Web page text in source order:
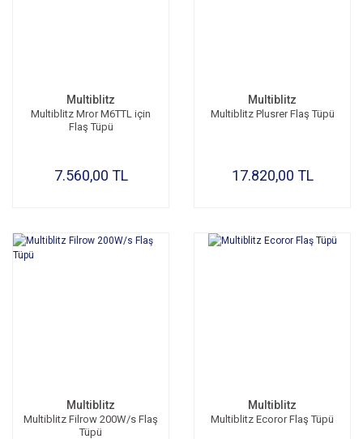
Multiblitz
Multiblitz Mror M6TTL için
Flaş Tüpü
7.560,00 TL
Multiblitz
Multiblitz Plusrer Flaş Tüpü
17.820,00 TL
Multiblitz
Multiblitz Filrow 200W/s Flaş
Tüpü
Multiblitz
Multiblitz Ecoror Flaş Tüpü